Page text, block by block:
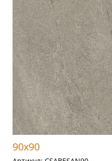
90x90